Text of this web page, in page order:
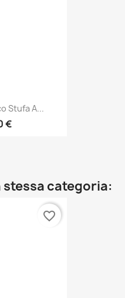
Stufa A...
€
categoria:
favorite_border